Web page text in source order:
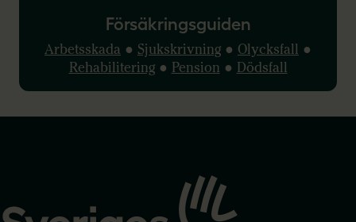
Försäkringsguiden
Arbetsskada ● Sjukskrivning ● Olycksfall ●
Rehabilitering● Pension ● Dödsfall
startsidan